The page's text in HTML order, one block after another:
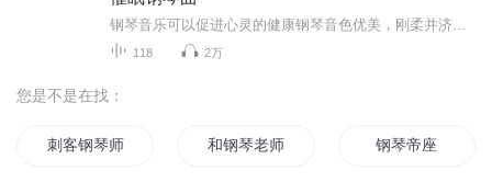
118 2万
您是不是在找：
刺客钢琴师 和钢琴老师的爱情 钢琴帝座